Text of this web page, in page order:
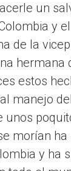
un
y
de la
hermana
estos
manejo
unos
morían ha
y ha